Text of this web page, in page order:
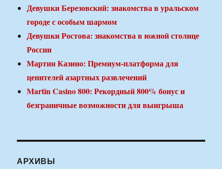
Девушки Березовский: знакомства в уральском
городе с особым шармом
Девушки Ростова: знакомства в южной столице
России
Мартин Казино: Премиум-платформа для
ценителей азартных развлечений
Martin Casino 800: Рекордный 800% бонус и
безграничные возможности для выигрыша
АРХИВЫ